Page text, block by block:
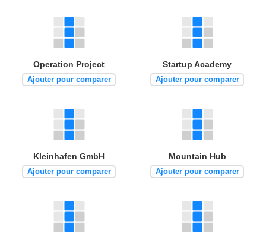
Operation Project
Ajouter pour comparer
Startup Academy
Ajouter pour comparer
Kleinhafen GmbH
Ajouter pour comparer
Mountain Hub
Ajouter pour comparer